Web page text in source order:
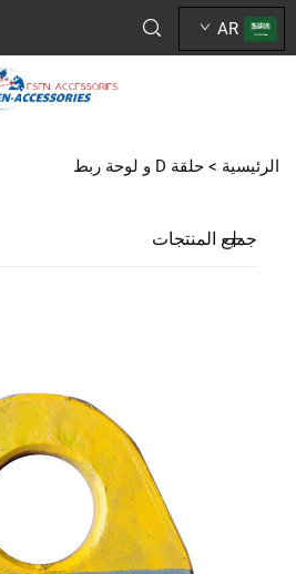
AR
الرئيسية > حلقة D و لوحة ربط
جميع المنتجات